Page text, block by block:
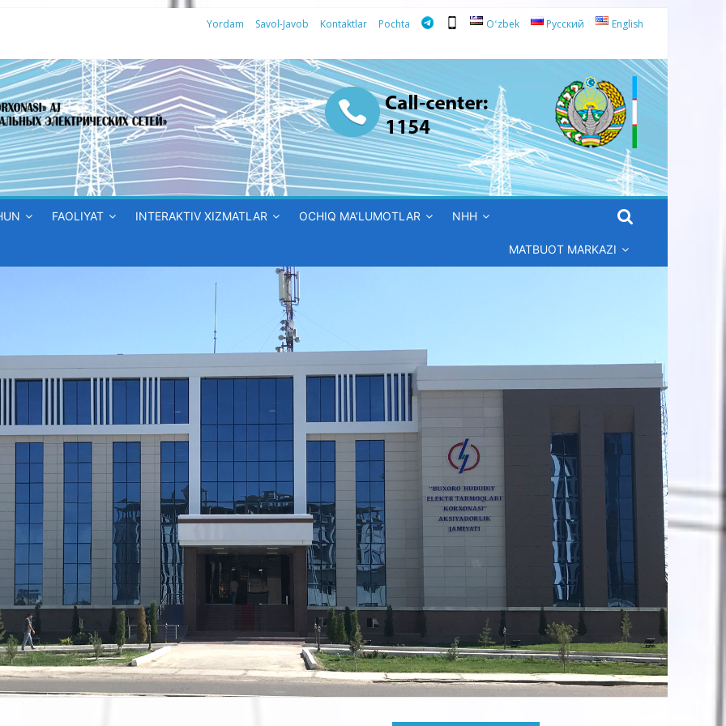
Yordam Savol-Javob Kontaktlar Pochta Oʻzbek Русский English
FAOLIYAT INTERAKTIV XIZMATLAR OCHIQ MA’LUMOTLAR NHH
MATBUOT MARKAZI